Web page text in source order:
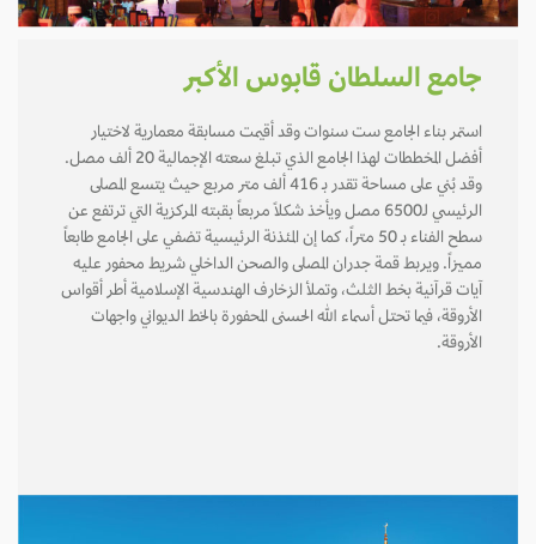
جامع السلطان قابوس الأكبر
استمر بناء الجامع ست سنوات وقد أقيمت مسابقة معمارية لاختيار
أفضل المخططات لهذا الجامع الذي تبلغ سعته الإجمالية 20 ألف مصل.
وقد بُني على مساحة تقدر بـ 416 ألف متر مربع حيث يتسع المصلى
الرئيسي لـ6500 مصل ويأخذ شكلاً مربعاً بقبته المركزية التي ترتفع عن
سطح الفناء بـ 50 متراً، كما إن المئذنة الرئيسية تضفي على الجامع طابعاً
مميزاً. ويربط قمة جدران المصلى والصحن الداخلي شريط محفور عليه
آيات قرآنية بخط الثلث، وتملأ الزخارف الهندسية الإسلامية أطر أقواس
الأروقة، فيما تحتل أسماء الله الحسنى المحفورة بالخط الديواني واجهات
الأروقة.